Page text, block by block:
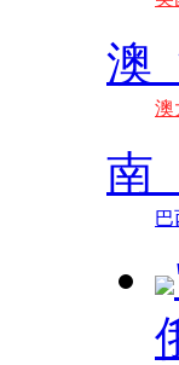
澳
澳
南
巴